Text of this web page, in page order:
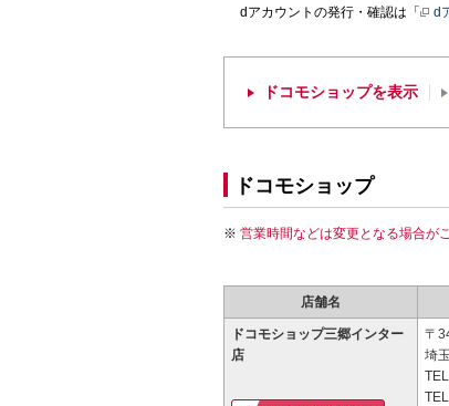
dアカウントの発行・確認は「
d
ドコモショップを表示
ドコモショップ
営業時間などは変更となる場合が
店舗名
ドコモショップ三郷インター
店
〒
埼
TEL
TEL